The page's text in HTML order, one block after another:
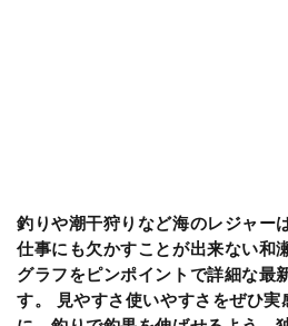
釣りや潮干狩りなど海のレジャー
仕事にも欠かすことが出来ない和
グラフをピンポイントで詳細な最
す。 見やすさ使いやすさをぜひ実